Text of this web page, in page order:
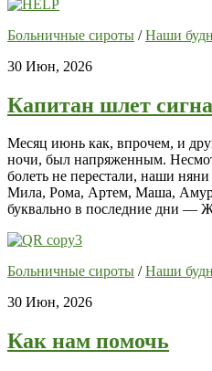
Больничные сироты /Наши
30 Июн, 2026
Капитан шлет
Месяц июнь как, впрочем, и
ночи, был напряженным.
болеть не перестали, наши няни
Мила, Рома, Артем, Маша,
буквально в последние дни —
Больничные сироты /Наши
30 Июн, 2026
Как нам помочь